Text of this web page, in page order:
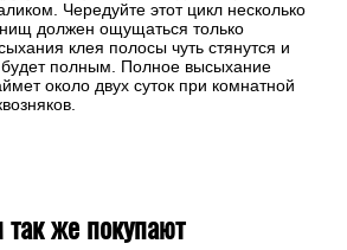
Чередуйте этот цикл несколько
должен ощущаться только
клея полосы чуть стянутся и
полным. Полное высыхание
около двух суток при комнатной
же покупают